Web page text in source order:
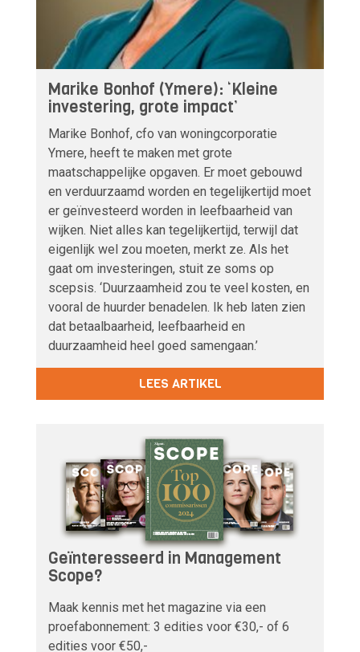
Marike Bonhof (Ymere): ‘Kleine
investering, grote impact’
Marike Bonhof, cfo van woningcorporatie
Ymere, heeft te maken met grote
maatschappelijke opgaven. Er moet gebouwd
en verduurzaamd worden en tegelijkertijd moet
er geïnvesteerd worden in leefbaarheid van
wijken. Niet alles kan tegelijkertijd, terwijl dat
eigenlijk wel zou moeten, merkt ze. Als het
gaat om investeringen, stuit ze soms op
scepsis. ‘Duurzaamheid zou te veel kosten, en
vooral de huurder benadelen. Ik heb laten zien
dat betaalbaarheid, leefbaarheid en
duurzaamheid heel goed samengaan.’
LEES ARTIKEL
Geïnteresseerd in Management
Scope?
Maak kennis met het magazine via een
proefabonnement: 3 edities voor €30,- of 6
edities voor €50,-